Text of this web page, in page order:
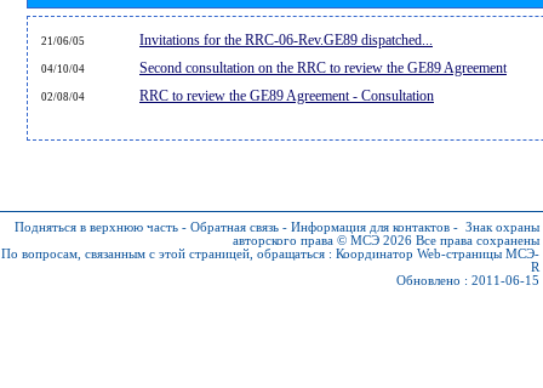
21/06/05 Invitations for the RRC-06-Rev.GE89 dispatched...
04/10/04 Second consultation on the RRC to review the GE89 Agreement
02/08/04 RRC to review the GE89 Agreement - Consultation
Подняться в верхнюю часть - Обратная связь - Информация для контактов - Знак охраны
авторского права © МСЭ 2026 Все права сохранены
По вопросам, связанным с этой страницей, обращаться : Координатор Web-страницы МСЭ-
R
Обновлено : 2011-06-15